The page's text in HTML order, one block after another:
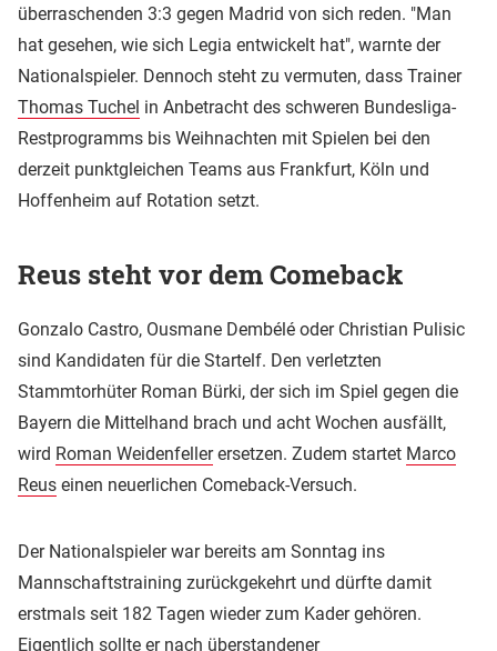
überraschenden 3:3 gegen Madrid von sich reden. "Man
hat gesehen, wie sich Legia entwickelt hat", warnte der
Nationalspieler. Dennoch steht zu vermuten, dass Trainer
Thomas Tuchel in Anbetracht des schweren Bundesliga-
Restprogramms bis Weihnachten mit Spielen bei den
derzeit punktgleichen Teams aus Frankfurt, Köln und
Hoffenheim auf Rotation setzt.
Reus steht vor dem Comeback
Gonzalo Castro, Ousmane Dembélé oder Christian Pulisic
sind Kandidaten für die Startelf. Den verletzten
Stammtorhüter Roman Bürki, der sich im Spiel gegen die
Bayern die Mittelhand brach und acht Wochen ausfällt,
wird Roman Weidenfellerersetzen. Zudem startet Marco
Reus einen neuerlichen Comeback-Versuch.
Der Nationalspieler war bereits am Sonntag ins
Mannschaftstraining zurückgekehrt und dürfte damit
erstmals seit 182 Tagen wieder zum Kader gehören.
Eigentlich sollte er nach überstandener